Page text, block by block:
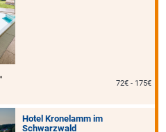
72€ - 175€
Hotel Kronelamm im
Schwarzwald